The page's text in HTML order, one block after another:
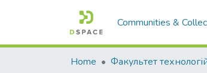
Communities &
Home